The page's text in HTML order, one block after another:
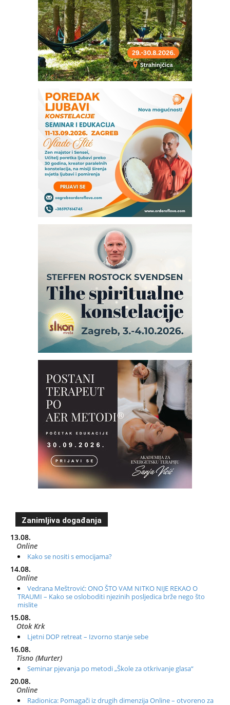
Zanimljiva događanja
13.08.
Online
Kako se nositi s emocijama?
14.08.
Online
Vedrana Meštrović: ONO ŠTO VAM NITKO NIJE REKAO O
TRAUMI – Kako se osloboditi njezinih posljedica brže nego što
mislite
15.08.
Otok Krk
Ljetni DOP retreat – Izvorno stanje sebe
16.08.
Tisno (Murter)
Seminar pjevanja po metodi „Škole za otkrivanje glasa“
20.08.
Online
Radionica: Pomagači iz drugih dimenzija Online – otvoreno za